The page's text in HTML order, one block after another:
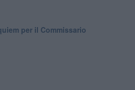
per il Commissario